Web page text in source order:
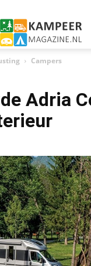
Campers
Adria